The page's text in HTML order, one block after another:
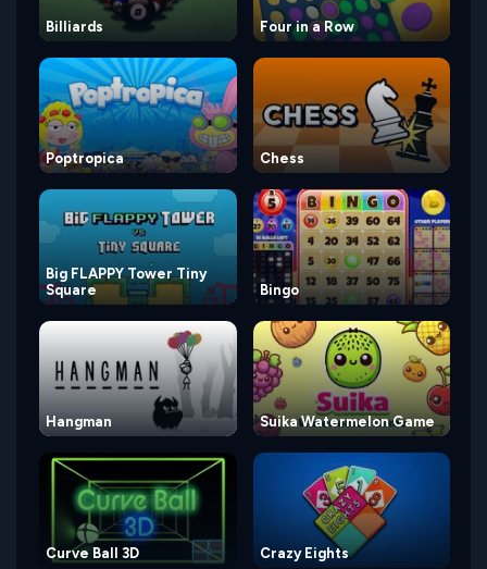
Billiards Four in a Row
Poptropica Chess
Big FLAPPY Tower Tiny
Square
Bingo
Hangman Suika Watermelon Game
Curve Ball 3D Crazy Eights